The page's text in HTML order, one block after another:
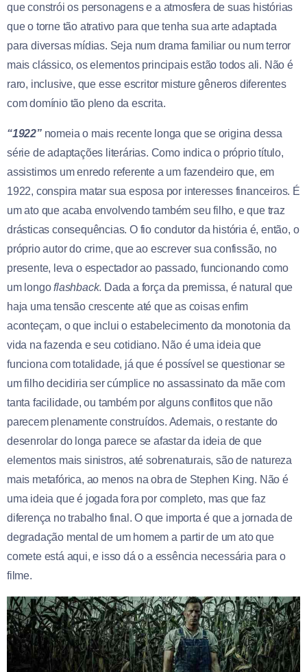
que constrói os personagens e a atmosfera de suas histórias
que o torne tão atrativo para que tenha sua arte adaptada
para diversas mídias. Seja num drama familiar ou num terror
mais clássico, os elementos principais estão todos ali. Não é
raro, inclusive, que esse escritor misture gêneros diferentes
com domínio tão pleno da escrita.
“1922” nomeia o mais recente longa que se origina dessa
série de adaptações literárias. Como indica o próprio título,
assistimos um enredo referente a um fazendeiro que, em
1922, conspira matar sua esposa por interesses financeiros. É
um ato que acaba envolvendo também seu filho, e que traz
drásticas consequências. O fio condutor da história é, então, o
próprio autor do crime, que ao escrever sua confissão, no
presente, leva o espectador ao passado, funcionando como
um longoflashback. Dada a força da premissa, é natural que
haja uma tensão crescente até que as coisas enfim
aconteçam, o que inclui o estabelecimento da monotonia da
vida na fazenda e seu cotidiano. Não é uma ideia que
funciona com totalidade, já que é possível se questionar se
um filho decidiria ser cúmplice no assassinato da mãe com
tanta facilidade, ou também por alguns conflitos que não
parecem plenamente construídos. Ademais, o restante do
desenrolar do longa parece se afastar da ideia de que
elementos mais sinistros, até sobrenaturais, são de natureza
mais metafórica, ao menos na obra de Stephen King. Não é
uma ideia que é jogada fora por completo, mas que faz
diferença no trabalho final. O que importa é que a jornada de
degradação mental de um homem a partir de um ato que
comete está aqui, e isso dá o a essência necessária para o
filme.